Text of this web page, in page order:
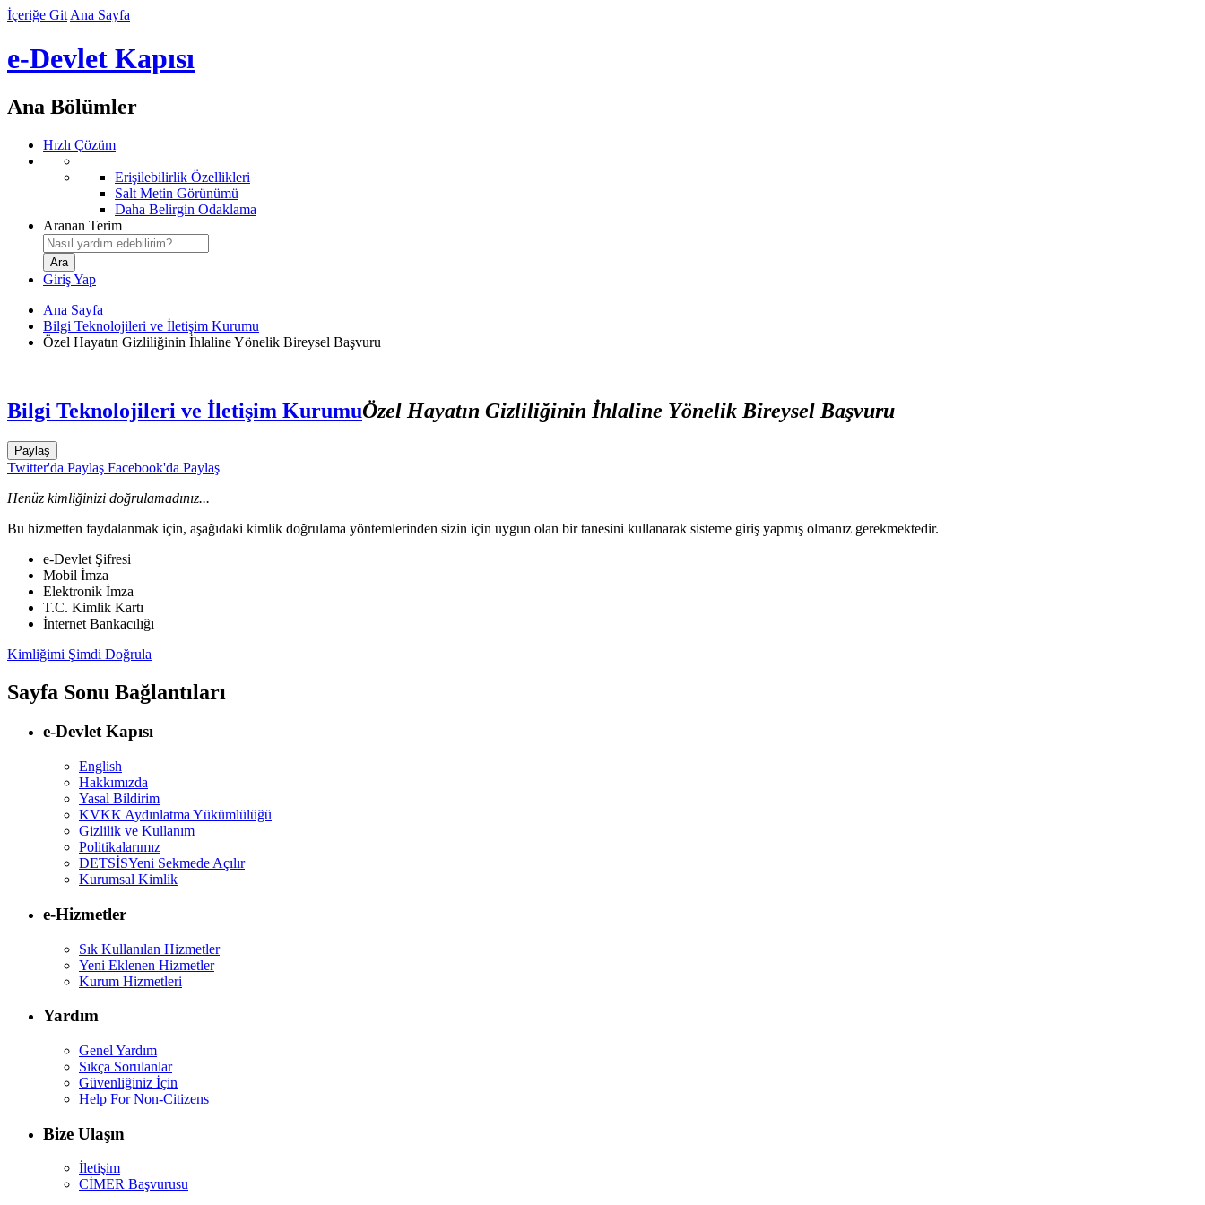
İçeriğe Git Ana Sayfa
e-Devlet Kapısı
Ana Bölümler
Hızlı Çözüm
Erişilebilirlik Özellikleri
Salt Metin Görünümü
Daha Belirgin Odaklama
Aranan Terim
Giriş Yap
Ana Sayfa
Bilgi Teknolojileri ve İletişim Kurumu
Özel Hayatın Gizliliğinin İhlaline Yönelik Bireysel Başvuru
Bilgi Teknolojileri ve İletişim KurumuÖzel Hayatın Gizliliğinin İhlaline Yönelik Bireysel Başvuru
Paylaş
Twitter'da Paylaş Facebook'da Paylaş
Henüz kimliğinizi doğrulamadınız...
Bu hizmetten faydalanmak için, aşağıdaki kimlik doğrulama yöntemlerinden sizin için uygun olan bir tanesini kullanarak sisteme giriş yapmış olmanız gerekmektedir.
e-Devlet Şifresi
Mobil İmza
Elektronik İmza
T.C. Kimlik Kartı
İnternet Bankacılığı
Kimliğimi Şimdi Doğrula
Sayfa Sonu Bağlantıları
e-Devlet Kapısı
English
Hakkımızda
Yasal Bildirim
KVKK Aydınlatma Yükümlülüğü
Gizlilik ve Kullanım
Politikalarımız
DETSİSYeni Sekmede Açılır
Kurumsal Kimlik
e-Hizmetler
Sık Kullanılan Hizmetler
Yeni Eklenen Hizmetler
Kurum Hizmetleri
Yardım
Genel Yardım
Sıkça Sorulanlar
Güvenliğiniz İçin
Help For Non-Citizens
Bize Ulaşın
İletişim
CİMER Başvurusu